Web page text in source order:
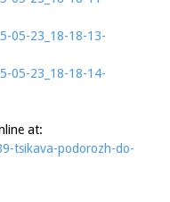
at:
tsikava-podorozh-do-